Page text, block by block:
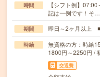
時間
【シフト例】
記は一例です！そ…
期間 即日～2ヶ月以上 ■
時給
無資格の方：時給
1800円～2250円 /
交通費